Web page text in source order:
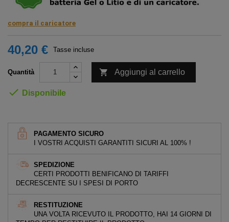
compra il caricatore
40,20 € Tasse incluse
Quantità  Aggiungi al carrello
 Disponibile
PAGAMENTO SICURO
I VOSTRI ACQUISTI GARANTITI SICURI AL 100% !
SPEDIZIONE
CERTI PRODOTTI BENIFICANO DI TARIFFI
DECRESCENTE SU I SPESI DI PORTO
RESTITUZIONE
UNA VOLTA RICEVUTO IL PRODOTTO, HAI 14 GIORNI DI